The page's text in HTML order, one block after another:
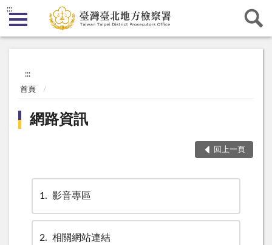
:::
:::
首頁
網路資訊
回上一頁
1 影音專區
2 相關網站連結